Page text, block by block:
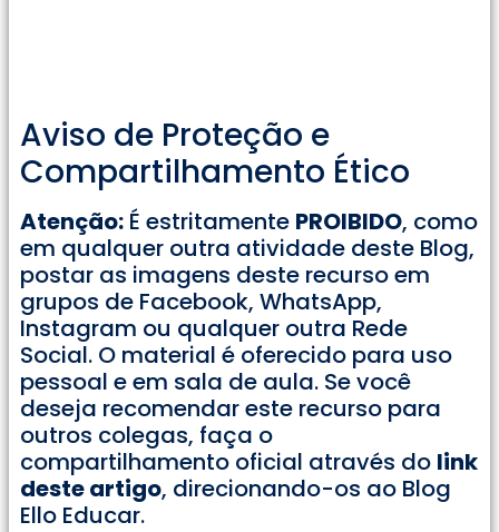
Aviso de Proteção e
Compartilhamento Ético
Atenção: É estritamente PROIBIDO, como
em qualquer outra atividade deste Blog,
postar as imagens deste recurso em
grupos de Facebook, WhatsApp,
Instagram ou qualquer outra Rede
Social. O material é oferecido para uso
pessoal e em sala de aula. Se você
deseja recomendar este recurso para
outros colegas, faça o
compartilhamento oficial através do link
deste artigo, direcionando-os ao Blog
Ello Educar.